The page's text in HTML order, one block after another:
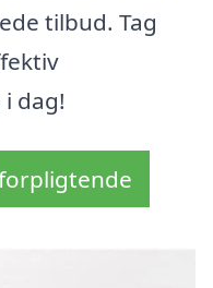
tilbud. Tag
dag!